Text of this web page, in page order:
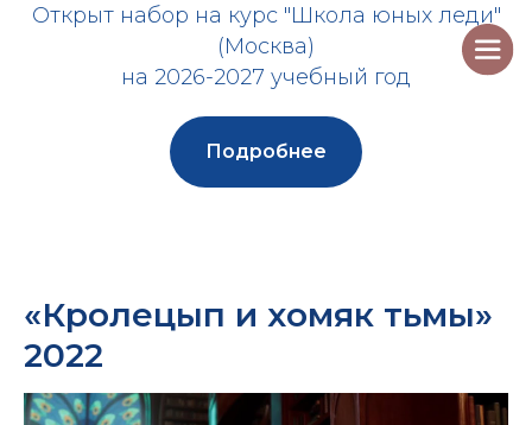
Открыт набор на курс "Школа юных леди"
(Москва)
на 2026-2027 учебный год
Подробнее
«Кролецып и хомяк тьмы»
2022